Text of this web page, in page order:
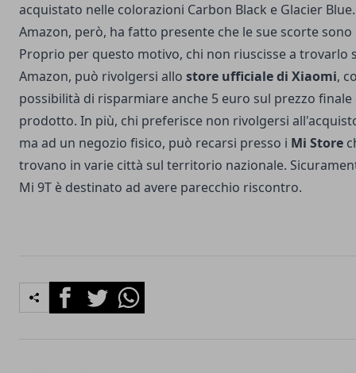
acquistato nelle colorazioni Carbon Black e Glacier
Amazon, però, ha fatto presente che le sue scorte
Proprio per questo motivo, chi non riuscisse a trovarlo
Amazon, può rivolgersi allo store ufficiale di Xiaomi,
possibilità di risparmiare anche 5 euro sul prezzo finale
prodotto. In più, chi preferisce non rivolgersi
ma ad un negozio fisico, può recarsi presso i Mi Store
trovano in varie città sul territorio nazionale.
Mi 9T è destinato ad avere parecchio riscontro.
FacebookTwitterWhatsapp